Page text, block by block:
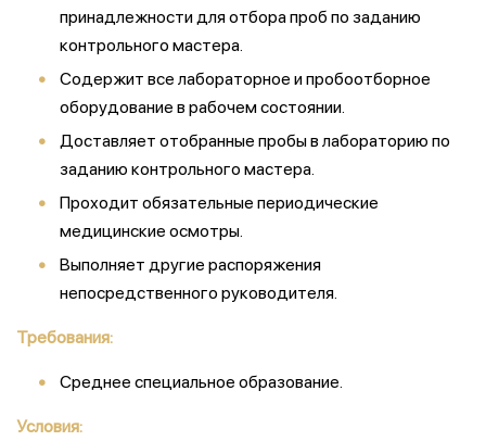
принадлежности для отбора проб по заданию
контрольного мастера.
Содержит все лабораторное и пробоотборное
оборудование в рабочем состоянии.
Доставляет отобранные пробы в лабораторию по
заданию контрольного мастера.
Проходит обязательные периодические
медицинские осмотры.
Выполняет другие распоряжения
непосредственного руководителя.
Требования:
Среднее специальное образование.
Условия: